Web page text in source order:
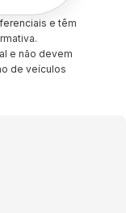
e têm
e não devem
de veículos